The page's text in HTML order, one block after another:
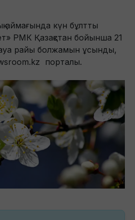
аймағында күн бұлтты
РМК Қазақстан бойынша 21
райы болжамын ұсынды,
порталы.